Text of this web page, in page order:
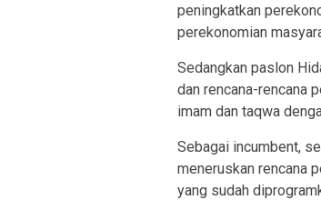
peningkatkan
perekonomian
Sedangkan paslon
dan rencana-rencana
imam dan taqwa
Sebagai incumbent,
meneruskan rencana
yang sudah